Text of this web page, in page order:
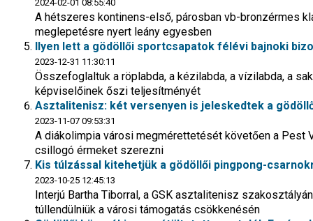
2024-02-01 08:55:40
A hétszeres kontinens-első, párosban vb-bronzérmes
meglepetésre nyert leány egyesben
Ilyen lett a gödöllői sportcsapatok félévi bajnoki
2023-12-31 11:30:11
Összefoglaltuk a röplabda, a kézilabda, a vízilabda, a
képviselőinek őszi teljesítményét
Asztalitenisz: két versenyen is jeleskedtek a
2023-11-07 09:53:31
A diákolimpia városi megmérettetését követően a Pest
csillogó érmeket szerezni
Kis túlzással kitehetjük a gödöllői pingpong-
2023-10-25 12:45:13
Interjú Bartha Tiborral, a GSK asztalitenisz
túllendülniük a városi támogatás csökkenésén